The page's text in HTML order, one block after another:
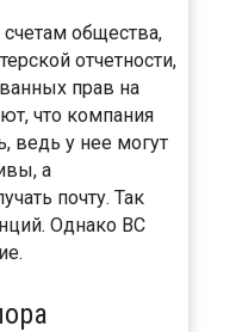
общества,
отчетности,
прав на
что компания
ведь у нее могут
а
почту. Так
Однако ВС